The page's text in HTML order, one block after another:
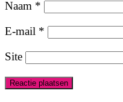
Naam *
E-mail *
Site